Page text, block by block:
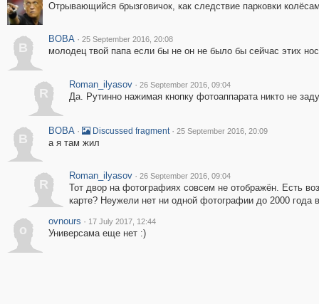
Отрывающийся брызговичок, как следствие парковки
B
BOBA · 25 September 2016, 20:08
молодец твой папа если бы не он не было бы сейчас этих
R
Roman_ilyasov · 26 September 2016, 09:04
Да. Рутинно нажимая кнопку фотоаппарата никто не
B
BOBA · Discussed fragment · 25 September 2016, 20:09
а я там жил
R
Roman_ilyasov · 26 September 2016, 09:04
Тот двор на фотографиях совсем не отображён. Есть
карте? Неужели нет ни одной фотографии до 2000 года
o
ovnours · 17 July 2017, 12:44
Универсама еще нет :)